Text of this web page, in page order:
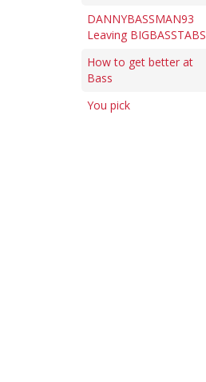
DANNYBASSMAN93
Leaving BIGBASSTABS
How to get better at
Bass
You pick